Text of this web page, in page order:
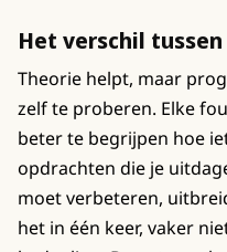
Het verschil
Theorie helpt, maar
zelf te proberen. Elke
beter te begrijpen hoe
opdrachten die je
moet verbeteren,
het in één keer, vaker